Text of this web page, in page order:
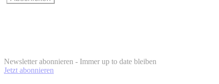
Newsletter abonnieren - Immer up to date bleiben
Jetzt abonnieren